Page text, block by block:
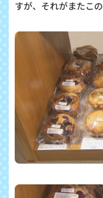
すが、それがまたこ